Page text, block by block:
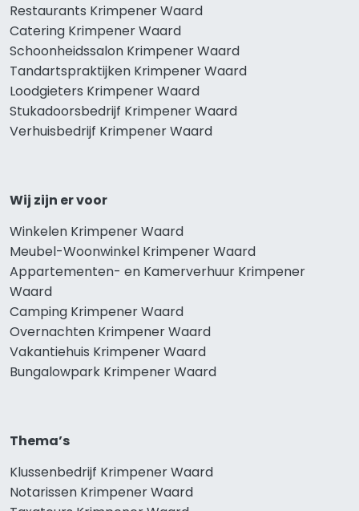
Restaurants Krimpener Waard
Catering Krimpener Waard
Schoonheidssalon Krimpener Waard
Tandartspraktijken Krimpener Waard
Loodgieters Krimpener Waard
Stukadoorsbedrijf Krimpener Waard
Verhuisbedrijf Krimpener Waard
Wij zijn er voor
Winkelen Krimpener Waard
Meubel-Woonwinkel Krimpener Waard
Appartementen- en Kamerverhuur Krimpener
Waard
Camping Krimpener Waard
Overnachten Krimpener Waard
Vakantiehuis Krimpener Waard
Bungalowpark Krimpener Waard
Thema’s
Klussenbedrijf Krimpener Waard
Notarissen Krimpener Waard